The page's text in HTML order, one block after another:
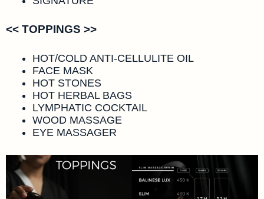
<< TOPPINGS >>
HOT/COLD ANTI-CELLULITE OIL
FACE MASK
HOT STONES
HOT HERBAL BAGS
LYMPHATIC COCKTAIL
WOOD MASSAGE
EYE MASSAGER